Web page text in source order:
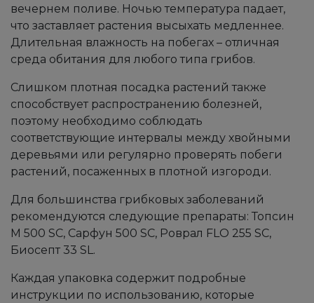
вечернем поливе. Ночью температура падает,
что заставляет растения высыхать медленнее.
Длительная влажность на побегах – отличная
среда обитания для любого типа грибов.
Слишком плотная посадка растений также
способствует распространению болезней,
поэтому необходимо соблюдать
соответствующие интервалы между хвойными
деревьями или регулярно проверять побеги
растений, посаженных в плотной изгороди.
Для большинства грибковых заболеваний
рекомендуются следующие препараты: Топсин
M 500 SC, Сарфун 500 SC, Роврал FLO 255 ​​SC,
Биосепт 33 SL.
Каждая упаковка содержит подробные
инструкции по использованию, которые